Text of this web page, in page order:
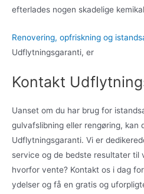
efterlades nogen skadelige
Renovering, opfriskning og
Udflytningsgaranti, er
Kontakt
Uanset om du har brug for
gulvafslibning eller rengøring, kan
Udflytningsgaranti. Vi er
service og de bedste resultater til
hvorfor vente? Kontakt os i dag
ydelser og få en gratis og